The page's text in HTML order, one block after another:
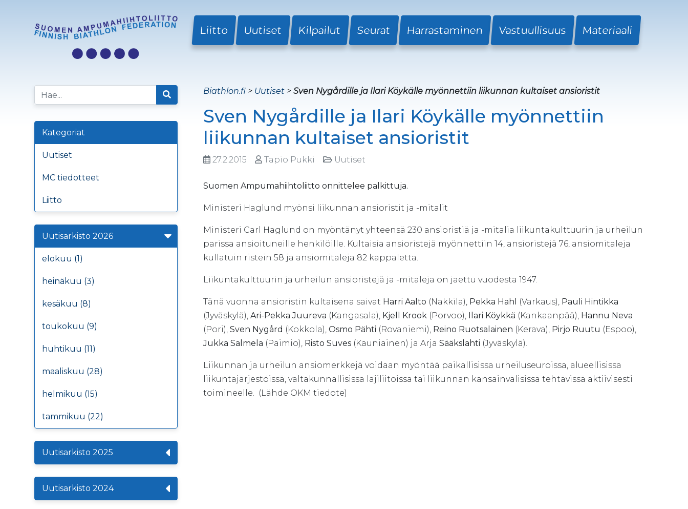
Liitto Uutiset Kilpailut Seurat Harrastaminen Vastuullisuus Materiaali
Kategoriat
Uutiset
MC tiedotteet
Liitto
Uutisarkisto 2026
elokuu (1)
heinäkuu (3)
kesäkuu (8)
toukokuu (9)
huhtikuu (11)
maaliskuu (28)
helmikuu (15)
tammikuu (22)
Uutisarkisto 2025
Uutisarkisto 2024
Biathlon.fi > Uutiset > Sven Nygårdille ja Ilari Köykälle myönnettiin liikunnan kultaiset ansioristit
Sven Nygårdille ja Ilari Köykälle myönnettiin
liikunnan kultaiset ansioristit
27.2.2015 Tapio Pukki Uutiset
Suomen Ampumahiihtoliitto onnittelee palkittuja.
Ministeri Haglund myönsi liikunnan ansioristit ja -mitalit
Ministeri Carl Haglund on myöntänyt yhteensä 230 ansioristiä ja -mitalia liikuntakulttuurin ja urheilun
parissa ansioituneille henkilöille. Kultaisia ansioristejä myönnettiin 14, ansioristejä 76, ansiomitaleja
kullatuin ristein 58 ja ansiomitaleja 82 kappaletta.
Liikuntakulttuurin ja urheilun ansioristejä ja -mitaleja on jaettu vuodesta 1947.
Tänä vuonna ansioristin kultaisena saivat Harri Aalto (Nakkila), Pekka Hahl (Varkaus), Pauli Hintikka
(Jyväskylä), Ari-Pekka Juureva (Kangasala), Kjell Krook (Porvoo), Ilari Köykkä (Kankaanpää), Hannu Neva
(Pori), Sven Nygård (Kokkola), Osmo Pähti (Rovaniemi), Reino Ruotsalainen (Kerava), Pirjo Ruutu (Espoo),
Jukka Salmela (Paimio), Risto Suves (Kauniainen) ja Arja Sääkslahti (Jyväskylä).
Liikunnan ja urheilun ansiomerkkejä voidaan myöntää paikallisissa urheiluseuroissa, alueellisissa
liikuntajärjestöissä, valtakunnallisissa lajiliitoissa tai liikunnan kansainvälisissä tehtävissä aktiivisesti
toimineelle. (Lähde OKM tiedote)